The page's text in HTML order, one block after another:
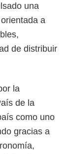
una
a
de distribuir
la
de la
como uno
gracias a